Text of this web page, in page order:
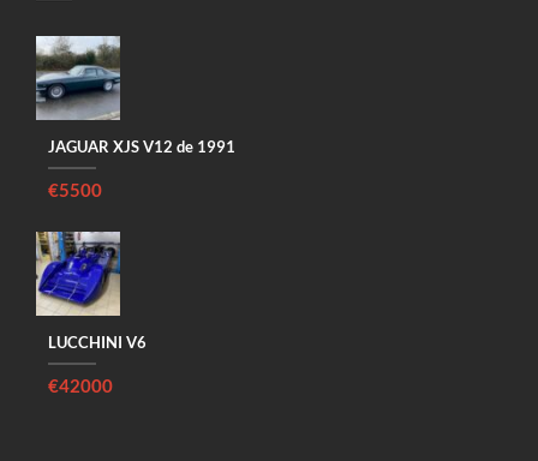
JAGUAR XJS V12 de 1991
€5500
LUCCHINI V6
€42000